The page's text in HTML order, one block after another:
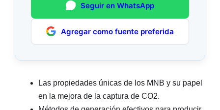
Seguir en WhatsApp
Agregar como fuente preferida
Las propiedades únicas de los MNB y su papel
en la mejora de la captura de CO2.